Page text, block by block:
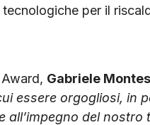
per il
Gabriele
essere orgogliosi, in
del